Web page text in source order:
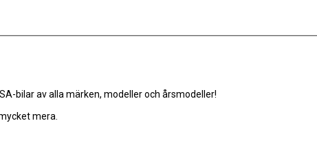
bilar av alla märken, modeller och årsmodeller!
mera.